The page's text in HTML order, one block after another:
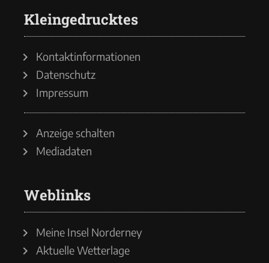
Kleingedrucktes
Kontaktinformationen
Datenschutz
Impressum
Anzeige schalten
Mediadaten
Weblinks
Meine Insel Norderney
Aktuelle Wetterlage